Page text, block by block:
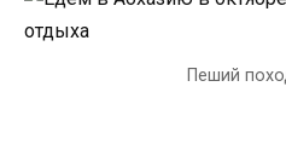
Пеший